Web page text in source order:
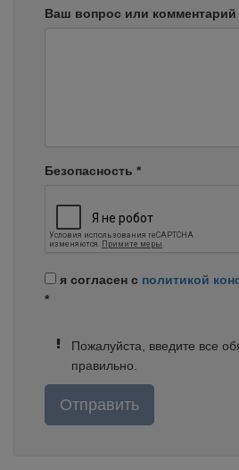
Ваш вопрос или комментарий
Безопасность *
я согласен с политикой
*
Пожалуйста, введите все
правильно.
Отправить